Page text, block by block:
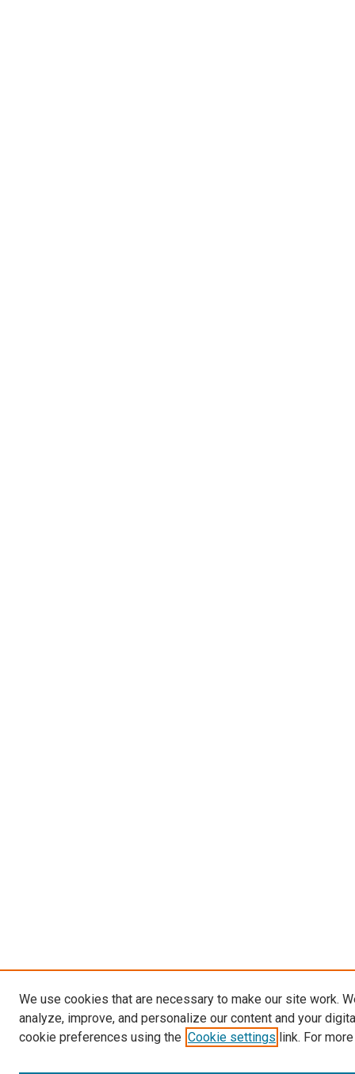
We use cookies that are necessary to make our site work.
analyze, improve, and personalize our content and your
cookie preferences using the Cookie settings link. For